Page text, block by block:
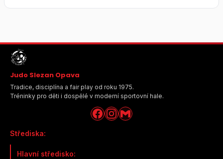
Judo Slezan Opava
Tradice, disciplína a fair play od roku 1975.
Tréninky pro děti i dospělé v moderní sportovní hale.
Střediska:
Hlavní středisko: